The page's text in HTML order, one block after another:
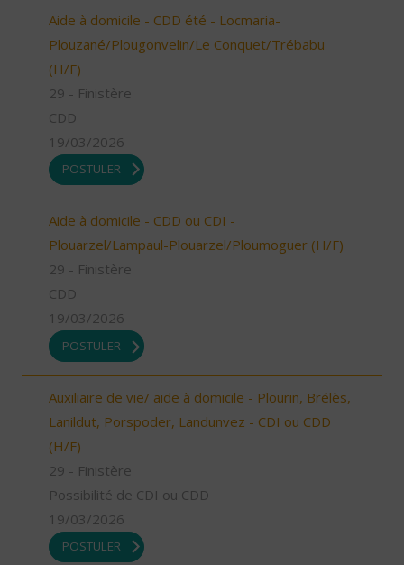
Aide à domicile - CDD été - Locmaria-
Plouzané/Plougonvelin/Le Conquet/Trébabu
(H/F)
29 - Finistère
CDD
19/03/2026
POSTULER
Aide à domicile - CDD ou CDI -
Plouarzel/Lampaul-Plouarzel/Ploumoguer (H/F)
29 - Finistère
CDD
19/03/2026
POSTULER
Auxiliaire de vie/ aide à domicile - Plourin, Brélès,
Lanildut, Porspoder, Landunvez - CDI ou CDD
(H/F)
29 - Finistère
Possibilité de CDI ou CDD
19/03/2026
POSTULER